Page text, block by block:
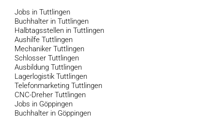
Jobs in Tuttlingen
Buchhalter in Tuttlingen
Halbtagsstellen in Tuttlingen
Aushilfe Tuttlingen
Mechaniker Tuttlingen
Schlosser Tuttlingen
Ausbildung Tuttlingen
Lagerlogistik Tuttlingen
Telefonmarketing Tuttlingen
CNC-Dreher Tuttlingen
Jobs in Göppingen
Buchhalter in Göppingen